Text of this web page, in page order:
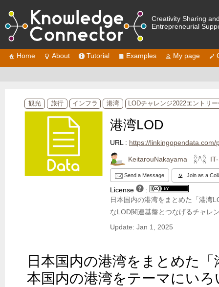
Creativity Sharing
Entrepreneurial
Home About Tutorial Examples My page
観光 旅行 インフラ 港湾 LODチャレンジ2022エントリ
港湾LOD
URL : https://linkingopendata.com/
KeitarouNakayama
Send a Message Join as a
License
:
日本国内の港湾をまとめた「港湾
なLOD関連基盤とつなげるチャレ
Update: Jan 1, 2025
日本国内の港湾をまとめた
本国内の港湾をテーマにい